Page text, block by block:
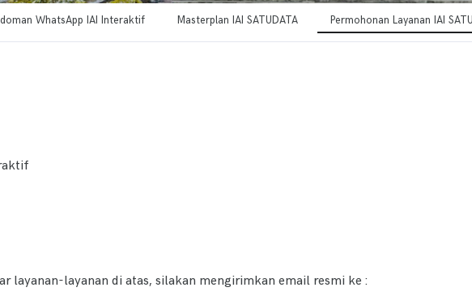
WhatsApp IAI Interaktif Masterplan IAI SATUDATA Permohonan Layanan IAI
layanan di atas, silakan mengirimkan email resmi ke :